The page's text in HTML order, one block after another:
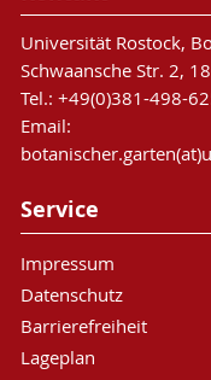
Universität Rostock,
Schwaansche Str. 2,
Tel.: +49(0)381-498-
Email:
Service
Impressum
Datenschutz
Barrierefreiheit
Lageplan